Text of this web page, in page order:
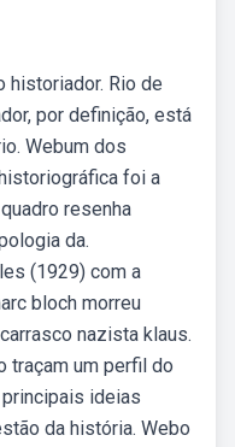
historiador. Rio de
por definição, está
Webum dos
foi a
resenha
da.
(1929) com a
bloch morreu
nazista klaus.
traçam um perfil do
ideias
da história. Webo